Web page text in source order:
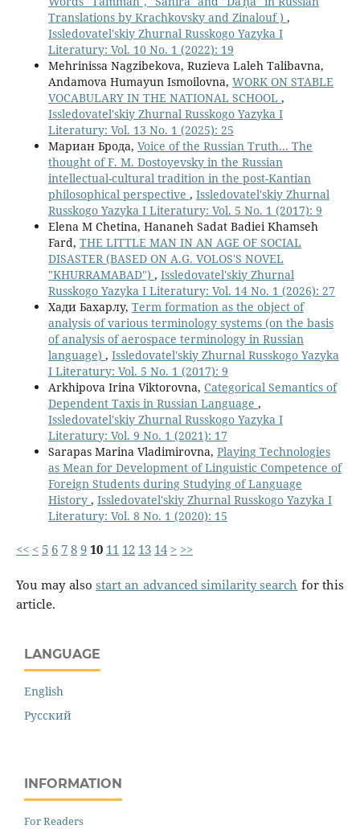
Translations by Krachkovsky and Zinalouf ) ,
Issledovatel'skiy Zhurnal Russkogo Yazyka I
Literatury: Vol. 10 No. 1 (2022): 19
Mehrinissa Nagzibekova, Ruzieva Laleh Talibavna,
Andamova Humayun Ismoilovna, WORK ON STABLE
VOCABULARY IN THE NATIONAL SCHOOL ,
Issledovatel'skiy Zhurnal Russkogo Yazyka I
Literatury: Vol. 13 No. 1 (2025): 25
Мариан Брода, Voice of the Russian Truth... The
thought of F. M. Dostoyevsky in the Russian
intellectual-cultural tradition in the post-Kantian
philosophical perspective , Issledovatel'skiy Zhurnal
Russkogo Yazyka I Literatury: Vol. 5 No. 1 (2017): 9
Elena M Chetina, Hananeh Sadat Badiei Khamseh
Fard, THE LITTLE MAN IN AN AGE OF SOCIAL
DISASTER (BASED ON A.G. VOLOS'S NOVEL
"KHURRAMABAD") , Issledovatel'skiy Zhurnal
Russkogo Yazyka I Literatury: Vol. 14 No. 1 (2026): 27
Хади Бахарлу, Term formation as the object of
analysis of various terminology systems (on the basis
of analysis of aerospace terminology in Russian
language) , Issledovatel'skiy Zhurnal Russkogo Yazyka
I Literatury: Vol. 5 No. 1 (2017): 9
Arkhipova Irina Viktorovna, Categorical Semantics of
Dependent Taxis in Russian Language ,
Issledovatel'skiy Zhurnal Russkogo Yazyka I
Literatury: Vol. 9 No. 1 (2021): 17
Sarapas Marina Vladimirovna, Playing Technologies
as Mean for Development of Linguistic Competence of
Foreign Students during Studying of Language
History , Issledovatel'skiy Zhurnal Russkogo Yazyka I
Literatury: Vol. 8 No. 1 (2020): 15
<< < 5 6 78910 11 12 13 14 > >>
You may also start an advanced similarity search for this
article.
LANGUAGE
English
Русский
INFORMATION
For Readers